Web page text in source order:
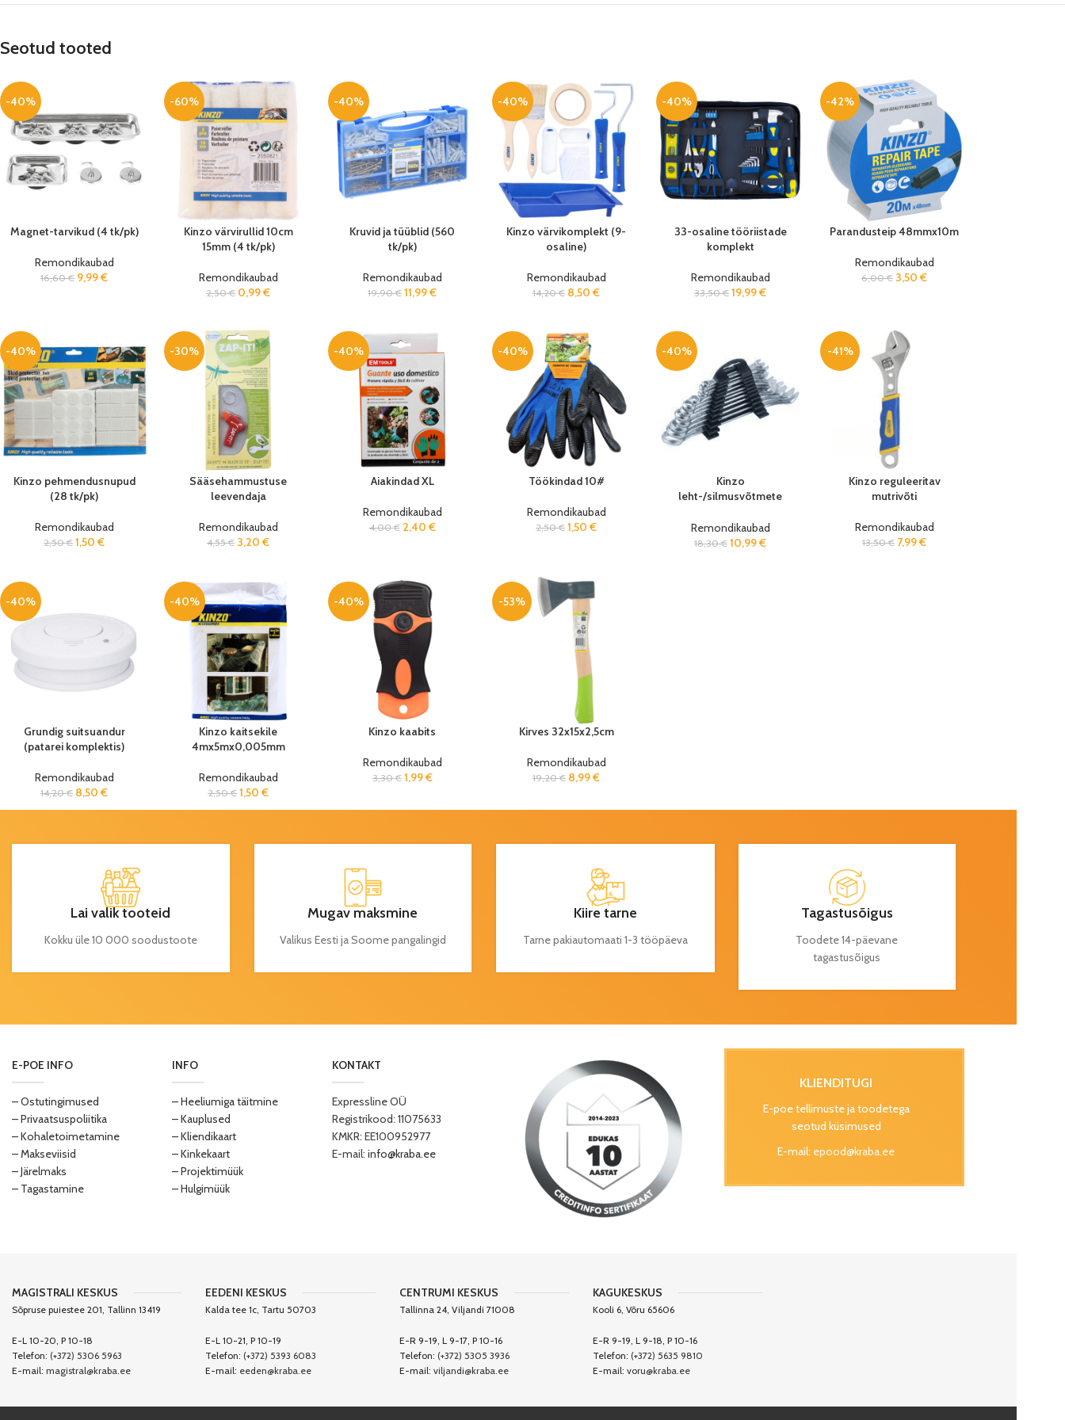
Seotud tooted
-40%
Magnet-tarvikud (4 tk/pk)
Remondikaubad
16,60€ 9,99€
-60%
Kinzo värvirullid 10cm
15mm (4 tk/pk)
Remondikaubad
2,50€ 0,99€
-40%
Kruvid ja tüüblid (560
tk/pk)
Remondikaubad
19,90€ 11,99€
-40%
Kinzo värvikomplekt (9-
osaline)
Remondikaubad
14,20€ 8,50 €
-40%
33-osaline tööriistade
komplekt
Remondikaubad
33,50€ 19,99€
-42%
Parandusteip 48mmx10m
Remondikaubad
6,00€ 3,50 €
-40%
Kinzo pehmendusnupud
(28 tk/pk)
Remondikaubad
2,50€ 1,50 €
-30%
Sääsehammustuse
leevendaja
Remondikaubad
4,55€ 3,20 €
-40%
Aiakindad XL
Remondikaubad
4,00€ 2,40 €
-40%
Töökindad 10#
Remondikaubad
2,50€ 1,50 €
-40%
Kinzo
leht-/silmusvõtmete
osaline)
Remondikaubad
18,30€ 10,99€
-41%
Kinzo reguleeritav
mutrivõti
Remondikaubad
13,50€ 7,99€
-40%
Grundig suitsuandur
(patarei komplektis)
Remondikaubad
14,20€ 8,50 €
-40%
Kinzo kaitsekile
4mx5mx0,005mm
Remondikaubad
2,50€ 1,50 €
-40%
Kinzo kaabits
Remondikaubad
3,30€ 1,99€
-53%
Kirves 32x15x2,5cm
Remondikaubad
19,20€ 8,99€
Lai valik tooteid
Kokku üle 10 000 soodustoote
Mugav maksmine
Valikus Eesti ja Soome pangalingid
Kiire tarne
Tarne pakiautomaati 1-3 tööpäeva
Tagastusõigus
Toodete 14-päevane
tagastusõigus
E-POE INFO
– Ostutingimused
– Privaatsuspoliitika
– Kohaletoimetamine
– Makseviisid
– Järelmaks
– Tagastamine
INFO
– Heeliumiga täitmine
– Kauplused
– Kliendikaart
– Kinkekaart
– Projektimüük
– Hulgimüük
KONTAKT
Expressline OÜ
Registrikood: 11075633
KMKR: EE100952977
E-mail: info@kraba.ee
KLIENDITUGI
E-poe tellimuste ja toodetega
seotud küsimused
E-mail: epood@kraba.ee
MAGISTRALI KESKUS
Sõpruse puiestee 201, Tallinn 13419
E-L 10-20, P 10-18
Telefon: (+372) 5306 5963
E-mail: magistral@kraba.ee
EEDENI KESKUS
Kalda tee 1c, Tartu 50703
E-L 10-21, P 10-19
Telefon: (+372) 5393 6083
E-mail: eeden@kraba.ee
CENTRUMI KESKUS
Tallinna 24, Viljandi 71008
E-R 9-19, L 9-17, P 10-16
Telefon: (+372) 5305 3936
E-mail: viljandi@kraba.ee
KAGUKESKUS
Kooli 6, Võru 65606
E-R 9-19, L 9-18, P 10-16
Telefon: (+372) 5635 9810
E-mail:voru@kraba.ee